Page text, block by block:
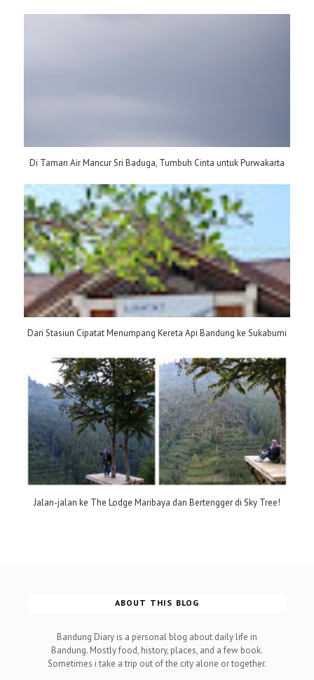
Di Taman Air Mancur Sri Baduga, Tumbuh Cinta untuk Purwakarta
Dari Stasiun Cipatat Menumpang Kereta Api Bandung ke Sukabumi
Jalan-jalan ke The Lodge Maribaya dan Bertengger di Sky Tree!
ABOUT THIS BLOG
Bandung Diary is a personal blog about daily life in
Bandung. Mostly food, history, places, and a few book.
Sometimes i take a trip out of the city alone or together.